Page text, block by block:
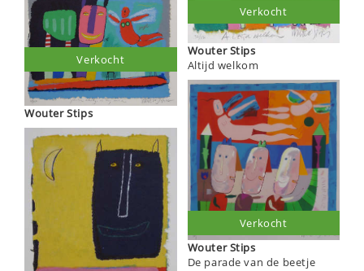
Wouter Stips
Verkocht
Wouter Stips
Altijd welkom
Verkocht
Wouter Stips
De parade van de beetje
Verkocht